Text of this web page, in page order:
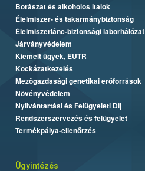
Borászat és alkoholos italok
Élelmiszer- és takarmánybiztonság
Élelmiszerlánc-biztonsági laborhálózat
Járványvédelem
Kiemelt ügyek, EUTR
Kockázatkezelés
Mezőgazdasági genetikai erőforrások
Növényvédelem
Nyilvántartási és Felügyeleti Díj
Rendszerszervezés és felügyelet
Termékpálya-ellenőrzés
Ügyintézés